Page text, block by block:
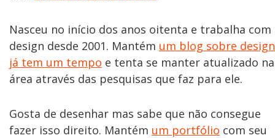
Nasceu no início dos anos oitenta e trabalha com
design desde 2001. Mantém um blog sobre design
já tem um tempo e tenta se manter atualizado na
área através das pesquisas que faz para ele.
Gosta de desenhar mas sabe que não consegue
fazer isso direito. Mantém um portfólio com seu